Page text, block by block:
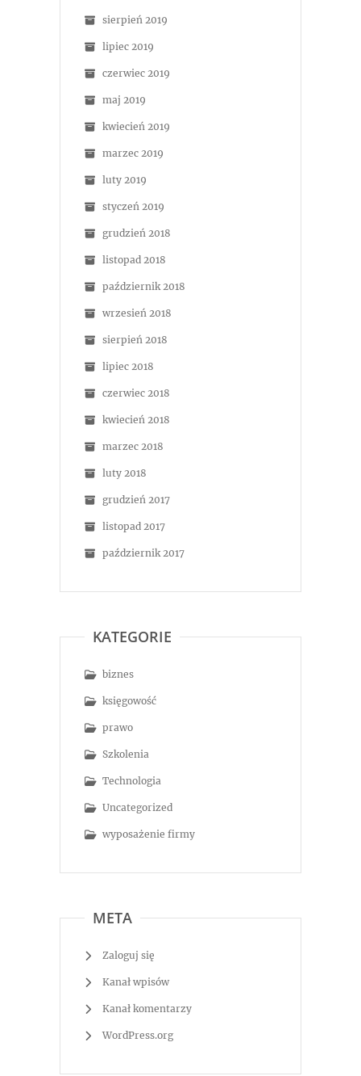
sierpień 2019
lipiec 2019
czerwiec 2019
maj 2019
kwiecień 2019
marzec 2019
luty 2019
styczeń 2019
grudzień 2018
listopad 2018
październik 2018
wrzesień 2018
sierpień 2018
lipiec 2018
czerwiec 2018
kwiecień 2018
marzec 2018
luty 2018
grudzień 2017
listopad 2017
październik 2017
KATEGORIE
biznes
księgowość
prawo
Szkolenia
Technologia
Uncategorized
wyposażenie firmy
META
Zaloguj się
Kanał wpisów
Kanał komentarzy
WordPress.org